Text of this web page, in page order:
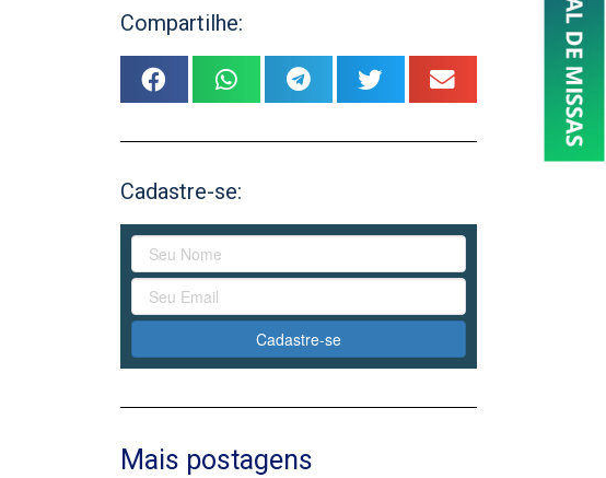
Compartilhe:
Cadastre-se:
Cadastre-se
Mais postagens